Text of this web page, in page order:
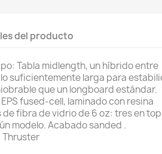
del producto
Tabla midlength, un híbrido entre
suficientemente larga para
que un longboard estándar.
fused-cell, laminado con resina
fibra de vidrio de 6 oz: tres en
modelo. Acabado sanded .
Thruster